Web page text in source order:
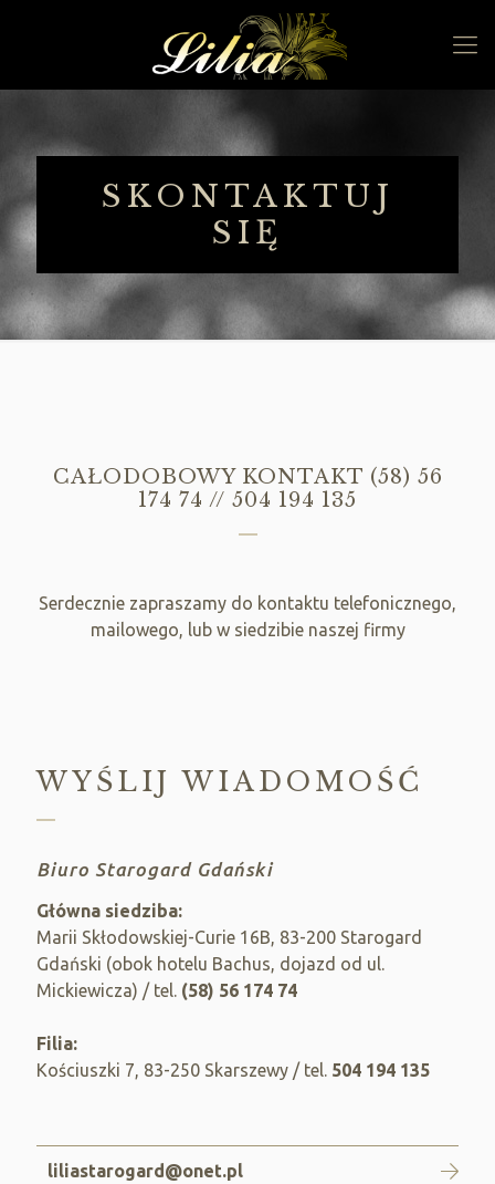
SKONTAKTUJ
SIĘ
CAŁODOBOWY KONTAKT (58) 56
174 74 // 504 194 135
Serdecznie zapraszamy do kontaktu telefonicznego,
mailowego, lub w siedzibie naszej firmy
WYŚLIJ WIADOMOŚĆ
Biuro Starogard Gdański
Główna siedziba:
Marii Skłodowskiej-Curie 16B, 83-200 Starogard
Gdański (obok hotelu Bachus, dojazd od ul.
Mickiewicza) / tel. (58) 56 174 74
Filia:
Kościuszki 7, 83-250 Skarszewy / tel. 504 194 135
liliastarogard@onet.pl